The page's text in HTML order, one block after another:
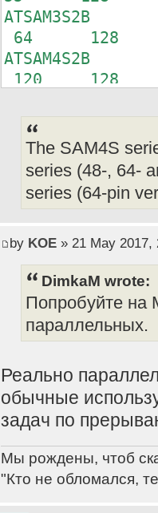
64 128
120 128
The SAM4S
series (48-, 64-
series (64-pin
by KOE» 21 May 2017,
DimkaM wrote:
Попробуйте на
параллельных.
Реально
обычные
задач по
Мы рождены, чтоб
"Кто не обломался,